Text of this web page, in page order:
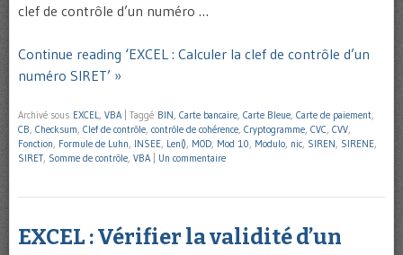
clef de contrôle d’un numéro …
Continue reading ‘EXCEL : Calculer la clef de contrôle d’un
numéro SIRET’ »
Archivé sous EXCEL, VBA Taggé BIN, Carte bancaire, Carte Bleue, Carte de paiement,
CB, Checksum, Clef de contrôle, contrôle de cohérence, Cryptogramme, CVC, CVV,
Fonction, Formule de Luhn, INSEE, Len(), MOD, Mod 10, Modulo, nic, SIREN, SIRENE,
SIRET, Somme de contrôle, VBA Un commentaire
EXCEL : Vérifier la validité d’un